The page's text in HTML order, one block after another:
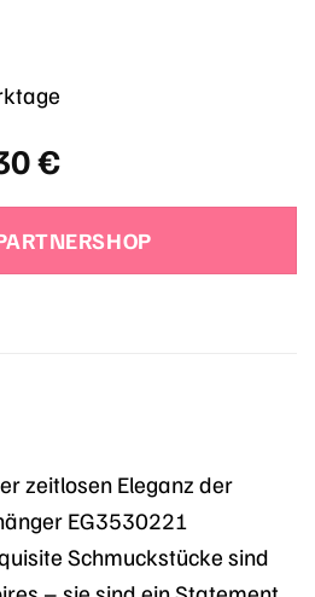
€
€Aktueller
ist:
90,30 €.
zeitlosen Eleganz der
EG3530221
Schmuckstücke sind